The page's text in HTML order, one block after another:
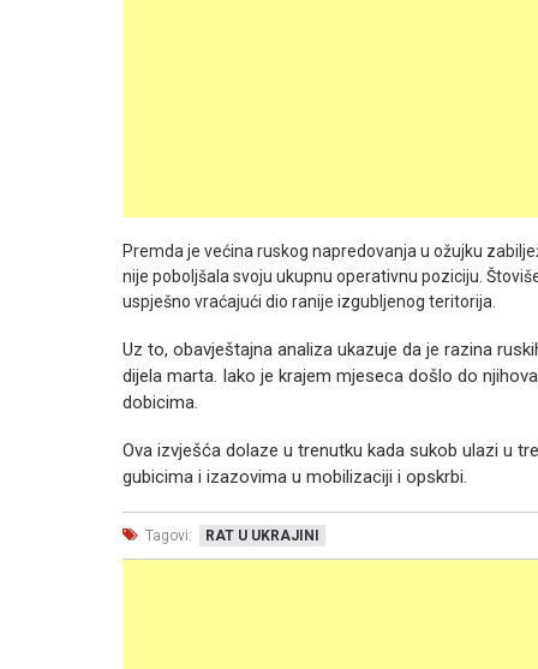
Premda je većina ruskog napredovanja u ožujku
nije poboljšala svoju ukupnu operativnu poziciju.
uspješno vraćajući dio ranije izgubljenog teritorija.
Uz to, obavještajna analiza ukazuje da je razina
dijela marta. Iako je krajem mjeseca došlo do
dobicima.
Ova izvješća dolaze u trenutku kada sukob ulazi u
gubicima i izazovima u mobilizaciji i opskrbi.
Tagovi: RAT U UKRAJINI